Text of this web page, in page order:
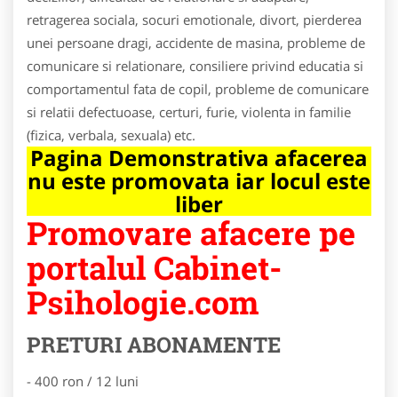
retragerea sociala, socuri emotionale, divort, pierderea
unei persoane dragi, accidente de masina, probleme de
comunicare si relationare, consiliere privind educatia si
comportamentul fata de copil, probleme de comunicare
si relatii defectuoase, certuri, furie, violenta in familie
(fizica, verbala, sexuala) etc.
Pagina Demonstrativa afacerea
nu este promovata iar locul este
liber
Promovare afacere pe
portalul Cabinet-
Psihologie.com
PRETURI ABONAMENTE
- 400 ron / 12 luni